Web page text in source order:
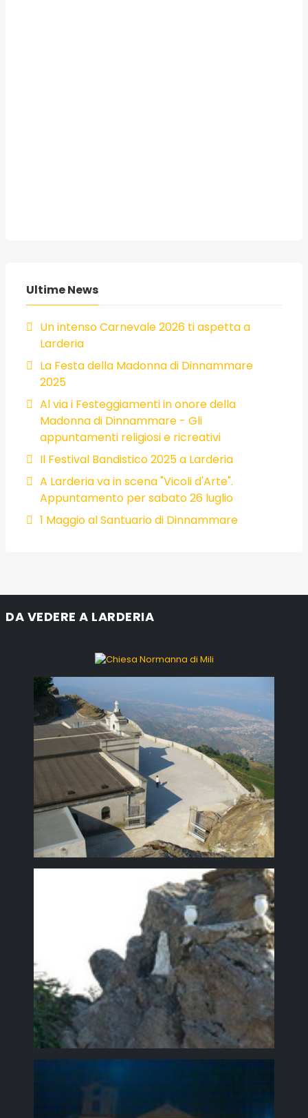
Ultime News
Un intenso Carnevale 2026 ti aspetta a
Larderia
La Festa della Madonna di Dinnammare
2025
Al via i Festeggiamenti in onore della
Madonna di Dinnammare - Gli
appuntamenti religiosi e ricreativi
Il Festival Bandistico 2025 a Larderia
A Larderia va in scena "Vicoli d'Arte".
Appuntamento per sabato 26 luglio
1 Maggio al Santuario di Dinnammare
DA VEDERE A LARDERIA